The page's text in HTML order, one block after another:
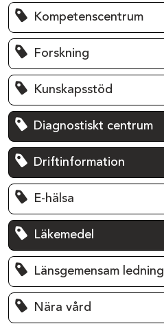
Kompetenscentrum
Forskning
Kunskapsstöd
Diagnostiskt centrum
Driftinformation
E-hälsa
Läkemedel
Länsgemensam ledning
Nära vård